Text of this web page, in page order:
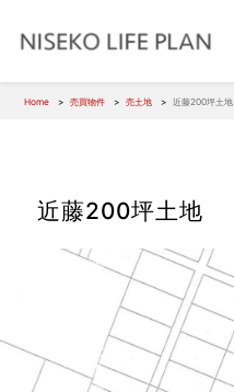
Home 売買物件 売土地 近藤200坪土地
近藤200坪土地